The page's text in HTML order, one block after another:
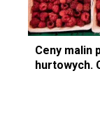
Ceny malin
hurtowych.